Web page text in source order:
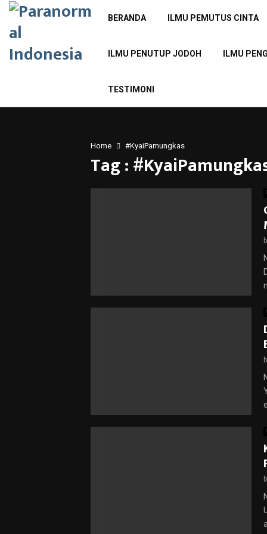
BERANDA ILMU PEMUTUS CINTA
ILMU PENUTUP JODOH ILMU
TESTIMONI
Home #KyaiPamungkas
Tag :